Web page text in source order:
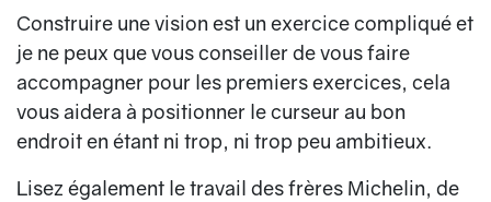
Construire une vision est un exercice compliqué et
je ne peux que vous conseiller de vous faire
accompagner pour les premiers exercices, cela
vous aidera à positionner le curseur au bon
endroit en étant ni trop, ni trop peu ambitieux.
Lisez également le travail des frères Michelin, de